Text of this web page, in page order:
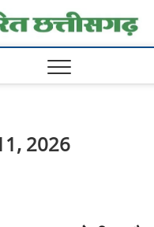
2026